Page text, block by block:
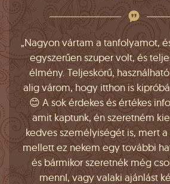
„Nagyon vártam a tanfolyamot,
egyszerűen szuper volt, és
élmény. Teljeskörű,
alig várom, hogy itthon is
😊 A sok érdekes és értékes
amit kaptunk, én szeretném
kedves személyiségét is, mert
mellett ez nekem egy további
és bármikor szeretnék még
mennI, vagy valaki ajánlást